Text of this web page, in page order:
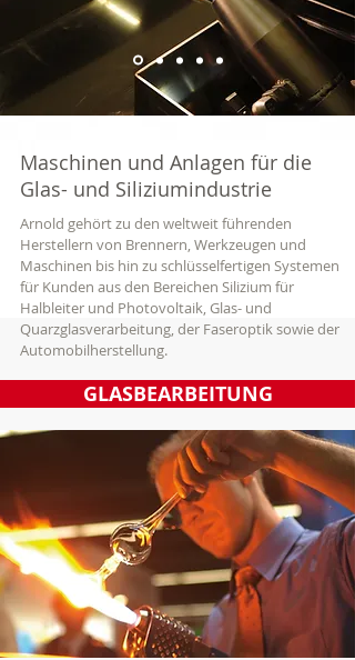
Maschinen und Anlagen für die
Glas- und Siliziumindustrie
Arnold gehört zu den weltweit führenden
Herstellern von Brennern, Werkzeugen und
Maschinen bis hin zu schlüsselfertigen Systemen
für Kunden aus den Bereichen Silizium für
Halbleiter und Photovoltaik, Glas- und
Quarzglasverarbeitung, der Faseroptik sowie der
Automobilherstellung.
GLASBEARBEITUNG